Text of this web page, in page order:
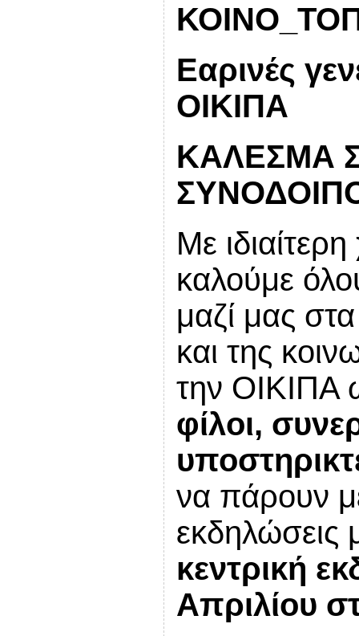
Εαρινές
ΟΙΚΙΠΑ
ΚΑΛΕΣΜΑ
Με
καλούμε
μαζί μας
και της
την ΟΙΚΙΠΑ
φίλοι,
να πάρουν
εκδηλώσεις
κεντρική
Απριλίου